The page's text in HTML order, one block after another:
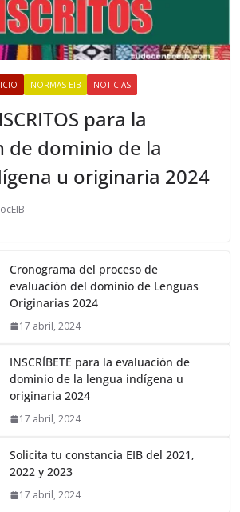
NORMAS EIB NOTICIAS
para la
de dominio de la
u originaria 2024
Cronograma del proceso de
evaluación del dominio de Lenguas
Originarias 2024
17 abril, 2024
INSCRÍBETE para la evaluación de
dominio de la lengua indígena u
originaria 2024
17 abril, 2024
Solicita tu constancia EIB del 2021,
2022 y 2023
17 abril, 2024